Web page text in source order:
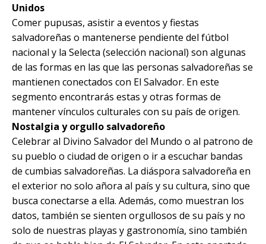
Unidos
Comer pupusas, asistir a eventos y fiestas
salvadoreñas o mantenerse pendiente del fútbol
nacional y la Selecta (selección nacional) son algunas
de las formas en las que las personas salvadoreñas se
mantienen conectados con El Salvador. En este
segmento encontrarás estas y otras formas de
mantener vínculos culturales con su país de origen.
Nostalgia y orgullo salvadoreño
Celebrar al Divino Salvador del Mundo o al patrono de
su pueblo o ciudad de origen o ir a escuchar bandas
de cumbias salvadoreñas. La diáspora salvadoreña en
el exterior no solo añora al país y su cultura, sino que
busca conectarse a ella. Además, como muestran los
datos, también se sienten orgullosos de su país y no
solo de nuestras playas y gastronomía, sino también